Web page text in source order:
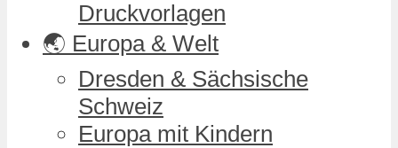
Druckvorlagen
🌏 Europa & Welt
Dresden & Sächsische
Schweiz
Europa mit Kindern